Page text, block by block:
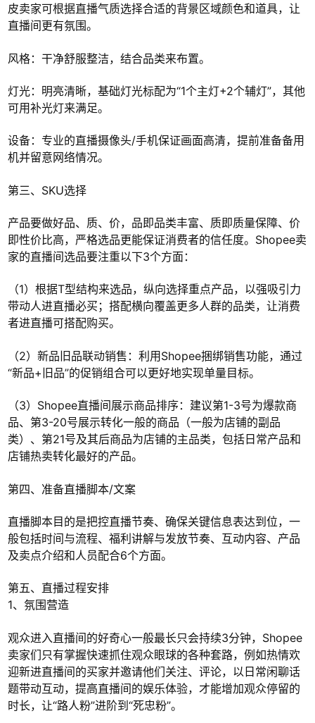
皮卖家可根据直播气质选择合适的背景区域颜色和道具，让
直播间更有氛围。
风格：干净舒服整洁，结合品类来布置。
灯光：明亮清晰，基础灯光标配为“1个主灯+2个辅灯”，其他
可用补光灯来满足。
设备：专业的直播摄像头/手机保证画面高清，提前准备备用
机并留意网络情况。
第三、SKU选择
产品要做好品、质、价，品即品类丰富、质即质量保障、价
即性价比高，严格选品更能保证消费者的信任度。Shopee卖
家的直播间选品要注重以下3个方面：
（1）根据T型结构来选品，纵向选择重点产品，以强吸引力
带动人进直播必买；搭配横向覆盖更多人群的品类，让消费
者进直播可搭配购买。
（2）新品旧品联动销售：利用Shopee捆绑销售功能，通过
“新品+旧品”的促销组合可以更好地实现单量目标。
（3）Shopee直播间展示商品排序：建议第1-3号为爆款商
品、第3-20号展示转化一般的商品（一般为店铺的副品
类）、第21号及其后商品为店铺的主品类，包括日常产品和
店铺热卖转化最好的产品。
第四、准备直播脚本/文案
直播脚本目的是把控直播节奏、确保关键信息表达到位，一
般包括时间与流程、福利讲解与发放节奏、互动内容、产品
及卖点介绍和人员配合6个方面。
第五、直播过程安排
1、氛围营造
观众进入直播间的好奇心一般最长只会持续3分钟，Shopee
卖家们只有掌握快速抓住观众眼球的各种套路，例如热情欢
迎新进直播间的买家并邀请他们关注、评论，以日常闲聊话
题带动互动，提高直播间的娱乐体验，才能增加观众停留的
时长，让“路人粉”进阶到“死忠粉”。